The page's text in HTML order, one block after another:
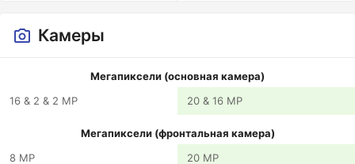
Камеры
Мегапиксели (основная камера)
16 & 2 & 2 MP
20 & 16 MP
Мегапиксели (фронтальная камера)
8 MP
20 MP